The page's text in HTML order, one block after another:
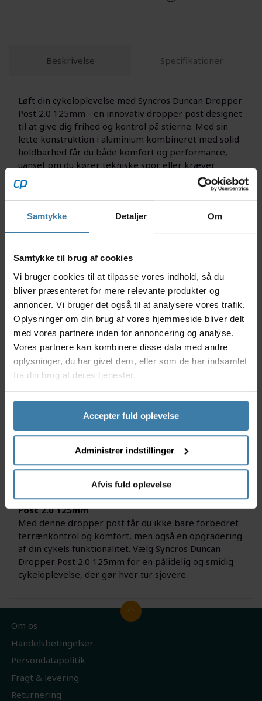
Samtykke Detaljer Om
Samtykke til brug af cookies
Vi bruger cookies til at tilpasse vores indhold, så du
bliver præsenteret for mere relevante produkter og
annoncer. Vi bruger det også til at analysere vores trafik.
Oplysninger om din brug af vores hjemmeside bliver delt
med vores partnere inden for annoncering og analyse.
Vores partnere kan kombinere disse data med andre
oplysninger, du har givet dem, eller som de har indsamlet
fra din brug af deres tjenester.
Accepter fuld oplevelse
Administrer indstillinger
Afvis fuld oplevelse
Beskrivelse Specifikationer
Løft din cykeloplevelse med Syncros Duncan Dropper
Post 2.0 125mm - en innovativ dropper post designet
til at give dig frihed og kontrol på stierne. Med sin
lette konstruktion i aluminium kombineret med solid
holdbarhed får du både komfort og performance,
uanset om du kører tekniske spor eller kræver
fleksibilitet på ujævnt terræn. En pålidelig dropper
post giver dig mulighed for lynhurtigt at justere
saddelhøjden, så du kan fokusere på selve oplevelsen.
saddelhøjde under kørsel
Let, men robust aluminiumsdesign der holder til
hårdt brug
Intern kabelføring for et rent og stilfuldt look på
cyklen
Justerbar og kompatibel med de fleste
mountainbikes
Nem og effektiv betjening fra styret
Anvendelse
mountainbikere, der ønsker optimal komfort og
kontrol i varieret terræn. Dropper posten gør det let
at skifte position hurtigt, hvilket især er en fordel på
tekniske nedkørsler eller når du skal accelerere på
flade sektioner. Produktet er ideelt til både ambitiøse
MTB-entusiaster og lejlighedsvise eventyrere, der vil
Derfor skal du vælge Syncros Duncan Dropper
Post 2.0 125mm
Med denne dropper post får du ikke bare forbedret
terrænkontrol og komfort, men også en opgradering
af din cykels funktionalitet. Vælg Syncros Duncan
Dropper Post 2.0 125mm for en pålidelig og smidig
cykeloplevelse, der gør hver tur sjovere.
Om os
Handelsbetingelser
Persondatapolitik
Fragt & levering
Returnering